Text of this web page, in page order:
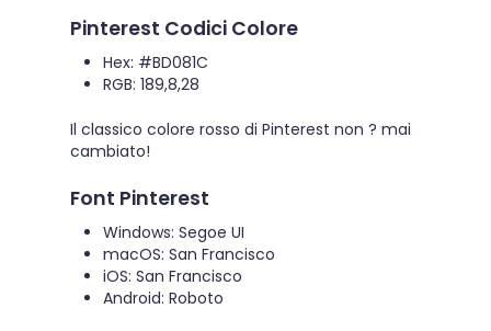
Pinterest Codici Colore
Hex: #BD081C
RGB: 189,8,28
Il classico colore rosso di Pinterest non ? mai
cambiato!
Font Pinterest
Windows: Segoe UI
macOS: San Francisco
iOS: San Francisco
Android: Roboto